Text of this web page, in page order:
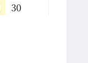
30